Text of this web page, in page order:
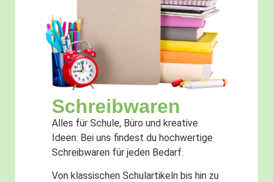
Schreibwaren
Alles für Schule, Büro und kreative
Ideen: Bei uns findest du hochwertige
Schreibwaren für jeden Bedarf.
Von klassischen Schulartikeln bis hin zu